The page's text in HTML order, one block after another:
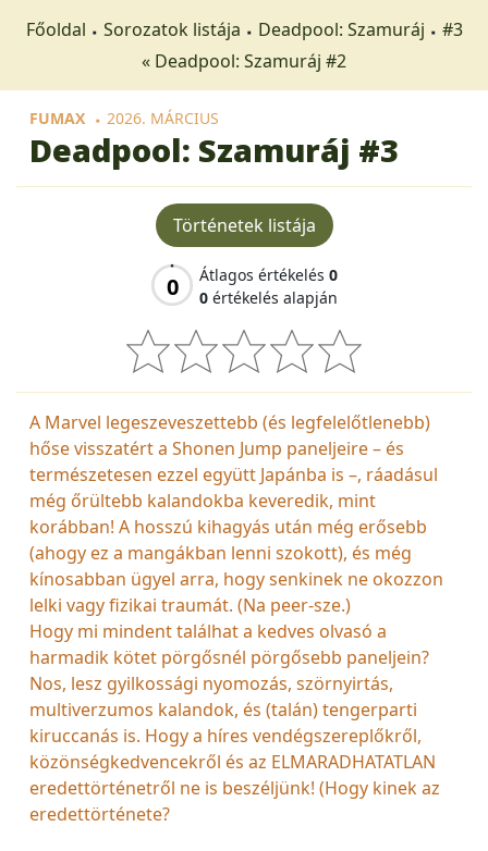
Főoldal Sorozatok listája Deadpool: Szamuráj
#3
« Deadpool: Szamuráj #2
FUMAX 2026. MÁRCIUS
Deadpool: Szamuráj #3
Történetek listája
0 Átlagos értékelés 0
0 értékelés alapján
A Marvel legeszeveszettebb (és legfelelőtlenebb)
hőse visszatért a Shonen Jump paneljeire – és
természetesen ezzel együtt Japánba is –, ráadásul
még őrültebb kalandokba keveredik, mint
korábban! A hosszú kihagyás után még erősebb
(ahogy ez a mangákban lenni szokott), és még
kínosabban ügyel arra, hogy senkinek ne okozzon
lelki vagy fizikai traumát. (Na peer-sze.)
Hogy mi mindent találhat a kedves olvasó a
harmadik kötet pörgősnél pörgősebb paneljein?
Nos, lesz gyilkossági nyomozás, szörnyirtás,
multiverzumos kalandok, és (talán) tengerparti
kiruccanás is. Hogy a híres vendégszereplőkről,
közönségkedvencekről és az ELMARADHATATLAN
eredettörténetről ne is beszéljünk! (Hogy kinek az
eredettörténete?